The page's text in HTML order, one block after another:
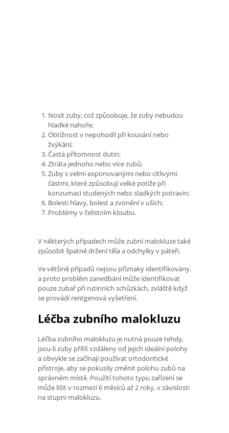
Nosit zuby, což způsobuje, že zuby nebudou
hladké nahoře;
Obtížnost v nepohodlí při kousání nebo
žvýkání;
Častá přítomnost dutin;
Ztráta jednoho nebo více zubů;
Zuby s velmi exponovanými nebo citlivými
částmi, které způsobují velké potíže při
konzumaci studených nebo sladkých potravin;
Bolesti hlavy, bolest a zvonění v uších;
Problémy v čelistním kloubu.
V některých případech může zubní malokluze také
způsobit špatné držení těla a odchylky v páteři.
Ve většině případů nejsou příznaky identifikovány,
a proto problém zanedbání může identifikovat
pouze zubař při rutinních schůzkách, zvláště když
se provádí rentgenová vyšetření.
Léčba zubního malokluzu
Léčba zubního malokluzu je nutná pouze tehdy,
jsou-li zuby příliš vzdáleny od jejich ideální polohy
a obvykle se začínají používat ortodontické
přístroje, aby se pokusily změnit polohu zubů na
správném místě. Použití tohoto typu zařízení se
může lišit v rozmezí 6 měsíců až 2 roky, v závislosti
na stupni malokluzu.